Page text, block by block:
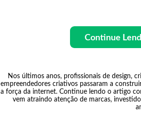
Continue
Nos últimos anos, profissionais de design,
empreendedores criativos passaram a
a força da internet. Continue lendo o artigo
vem atraindo atenção de marcas,